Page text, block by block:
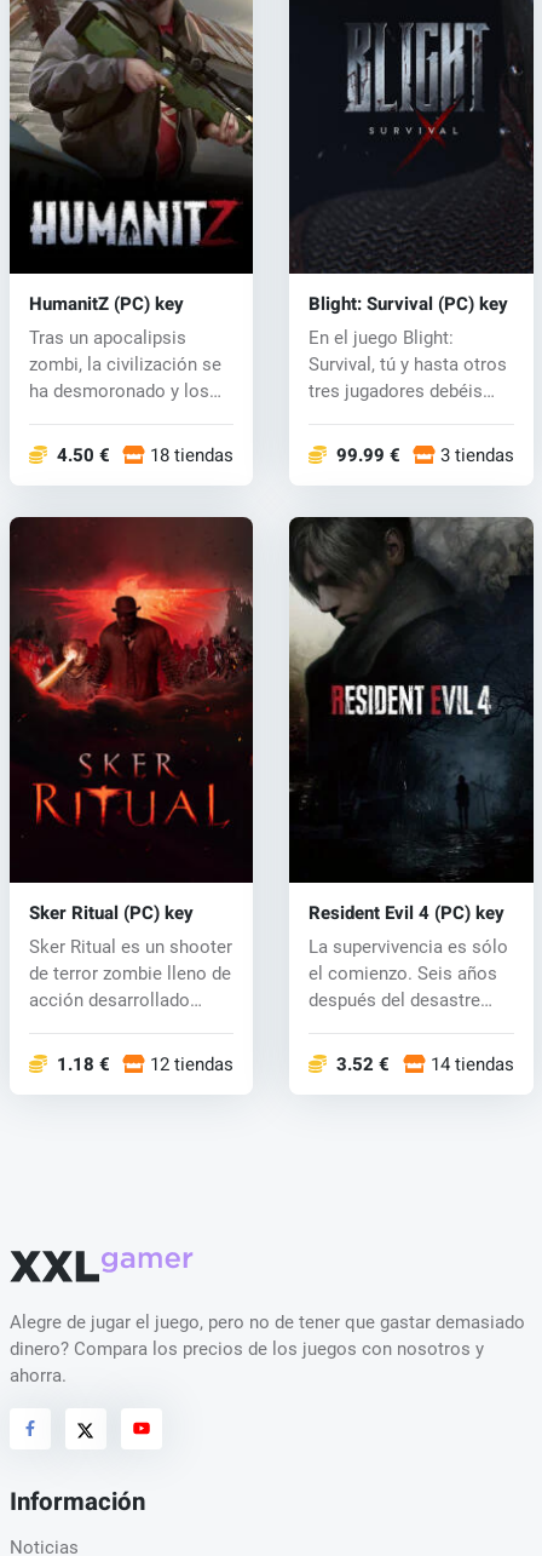
HumanitZ (PC) key
Tras un apocalipsis
zombi, la civilización se
ha desmoronado y los
4.50 € 18 tiendas
Blight: Survival (PC) key
En el juego Blight:
Survival, tú y hasta otros
tres jugadores debéis
99.99 € 3 tiendas
Sker Ritual (PC) key
Sker Ritual es un shooter
de terror zombie lleno de
acción desarrollado
1.18 € 12 tiendas
Resident Evil 4 (PC) key
La supervivencia es sólo
el comienzo. Seis años
después del desastre
3.52 € 14 tiendas
Alegre de jugar el juego, pero no de tener que gastar demasiado
dinero? Compara los precios de los juegos con nosotros y
ahorra.
Información
Noticias